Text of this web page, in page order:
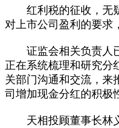
红利税的征收，无疑
对上市公司盈利的要求
证监会相关负责人已
正在系统梳理和研究分
关部门沟通和交流，来
司增加现金分红的积极
天相投顾董事长林义